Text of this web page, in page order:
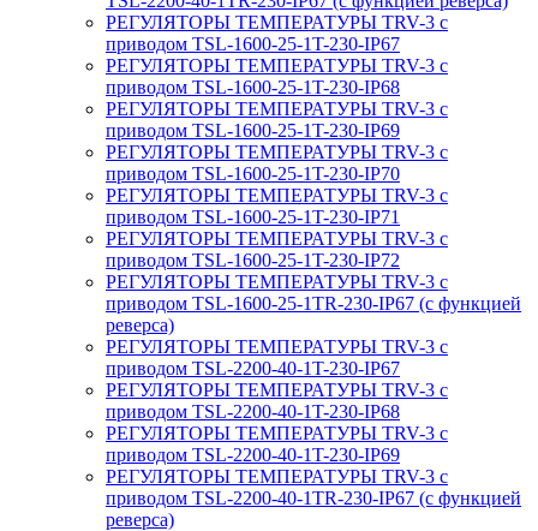
РЕГУЛЯТОРЫ ТЕМПЕРАТУРЫ TRV-3 с
приводом TSL-1600-25-1T-230-IP67
РЕГУЛЯТОРЫ ТЕМПЕРАТУРЫ TRV-3 с
приводом TSL-1600-25-1T-230-IP68
РЕГУЛЯТОРЫ ТЕМПЕРАТУРЫ TRV-3 с
приводом TSL-1600-25-1T-230-IP69
РЕГУЛЯТОРЫ ТЕМПЕРАТУРЫ TRV-3 с
приводом TSL-1600-25-1T-230-IP70
РЕГУЛЯТОРЫ ТЕМПЕРАТУРЫ TRV-3 с
приводом TSL-1600-25-1T-230-IP71
РЕГУЛЯТОРЫ ТЕМПЕРАТУРЫ TRV-3 с
приводом TSL-1600-25-1T-230-IP72
РЕГУЛЯТОРЫ ТЕМПЕРАТУРЫ TRV-3 с
приводом TSL-1600-25-1TR-230-IP67 (с функцией
реверса)
РЕГУЛЯТОРЫ ТЕМПЕРАТУРЫ TRV-3 с
приводом TSL-2200-40-1T-230-IP67
РЕГУЛЯТОРЫ ТЕМПЕРАТУРЫ TRV-3 с
приводом TSL-2200-40-1T-230-IP68
РЕГУЛЯТОРЫ ТЕМПЕРАТУРЫ TRV-3 с
приводом TSL-2200-40-1T-230-IP69
РЕГУЛЯТОРЫ ТЕМПЕРАТУРЫ TRV-3 с
приводом TSL-2200-40-1TR-230-IP67 (с функцией
реверса)